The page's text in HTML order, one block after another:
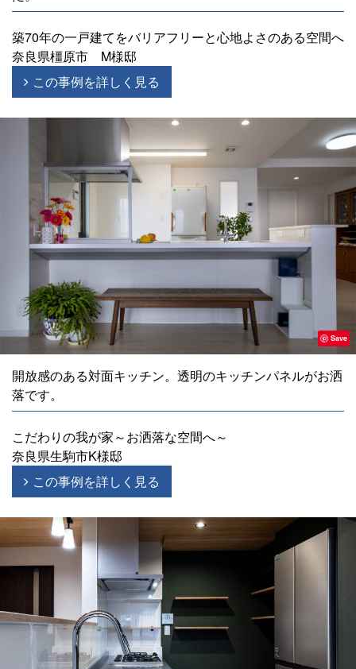
築70年の一戸建てをバリアフリーと心地よさのある空間へ
奈良県橿原市 M様邸
この事例を詳しく見る
Save
開放感のある対面キッチン。透明のキッチンパネルがお洒
落です。
こだわりの我が家～お洒落な空間へ～
奈良県生駒市K様邸
この事例を詳しく見る